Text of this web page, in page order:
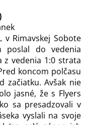
v Rimavskej Sobote
poslal do vedenia
z vedenia 1:0 strata
koncom polčasu
začiatku. Avšak nie
jasné, že s Flyers
sa presadzovali v
vyslali na svoje